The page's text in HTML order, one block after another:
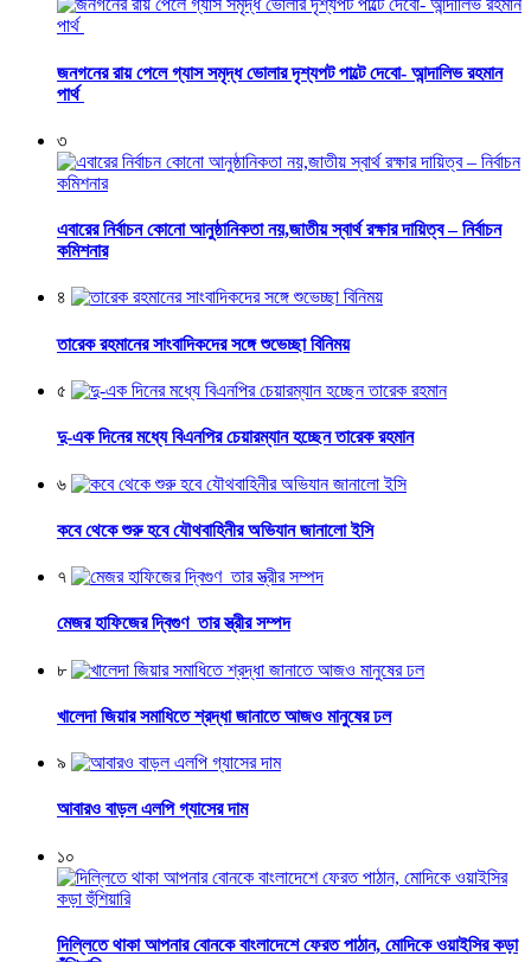
জনগনের রায় পেলে গ্যাস সমৃদ্ধ ভোলার দৃশ্যপট পাল্টে দেবো- আন্দালিভ রহমান
পার্থ
৩
এবারের নির্বাচন কোনো আনুষ্ঠানিকতা নয়,জাতীয় স্বার্থ রক্ষার দায়িত্ব – নির্বাচন
কমিশনার
৪
তারেক রহমানের সাংবাদিকদের সঙ্গে শুভেচ্ছা বিনিময়
৫
দু-এক দিনের মধ্যে বিএনপির চেয়ারম্যান হচ্ছেন তারেক রহমান
৬
কবে থেকে শুরু হবে যৌথবাহিনীর অভিযান জানালো ইসি
৭
মেজর হাফিজের দ্বিগুণ তার স্ত্রীর সম্পদ
৮
খালেদা জিয়ার সমাধিতে শ্রদ্ধা জানাতে আজও মানুষের ঢল
৯
আবারও বাড়ল এলপি গ্যাসের দাম
১০
দিল্লিতে থাকা আপনার বোনকে বাংলাদেশে ফেরত পাঠান, মোদিকে ওয়াইসির কড়া